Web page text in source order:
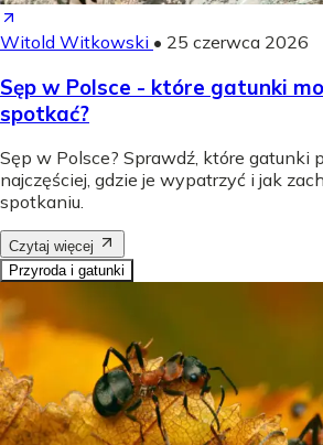
Witold Witkowski • 25 czerwca 2026
Sęp w Polsce - które gatunki
spotkać?
Sęp w Polsce? Sprawdź, które gatunki
najczęściej, gdzie je wypatrzyć i jak
spotkaniu.
Czytaj więcej
Przyroda i gatunki